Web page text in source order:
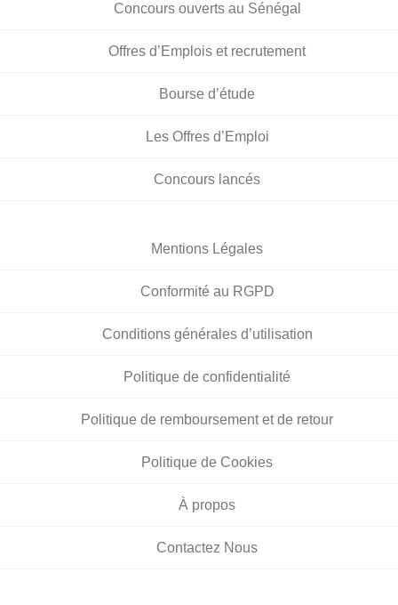
Concours ouverts au Sénégal
Offres d’Emplois et recrutement
Bourse d’étude
Les Offres d’Emploi
Concours lancés
Mentions Légales
Conformité au RGPD
Conditions générales d’utilisation
Politique de confidentialité
Politique de remboursement et de retour
Politique de Cookies
À propos
Contactez Nous